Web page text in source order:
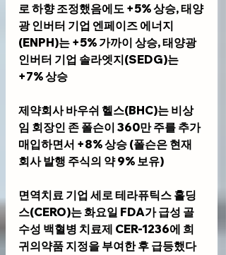
로 하향 조정했음에도 +5% 상승, 태양
광 인버터 기업 엔페이즈 에너지
(ENPH)는 +5% 가까이 상승, 태양광
인버터 기업 솔라엣지(SEDG)는
+7% 상승
제약회사 바우쉬 헬스(BHC)는 비상
임 회장인 존 폴슨이 360만 주를 추가
매입하면서 +8% 상승 (폴슨은 현재
회사 발행 주식의 약 9% 보유)
면역치료 기업 세로 테라퓨틱스 홀딩
스(CERO)는 화요일 FDA가 급성 골
수성 백혈병 치료제 CER-1236에 희
귀의약품 지정을 부여한 후 급등했다